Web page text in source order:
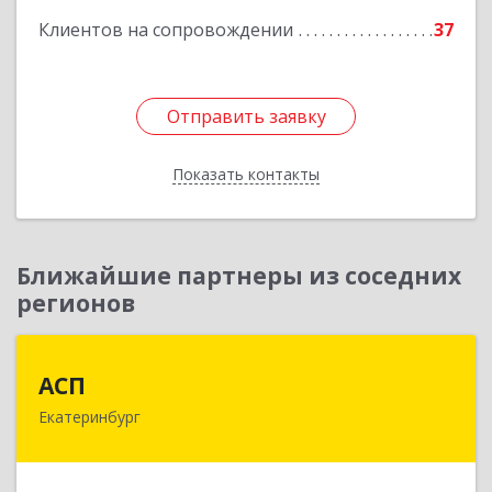
Клиентов на сопровождении 37
Отправить заявку
Показать контакты
Отправить заявку
Назад
Ближайшие партнеры из соседних
регионов
АСП
Екатеринбург
620075, Свердловская обл, Екатеринбург г,